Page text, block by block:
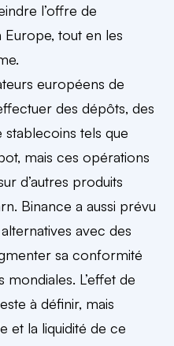
l’offre de
tout en les
européens de
des dépôts, des
stablecoins tels que
mais ces opérations
d’autres produits
Binance a aussi prévu
avec des
sa conformité
L’effet de
à définir, mais
et la liquidité de ce